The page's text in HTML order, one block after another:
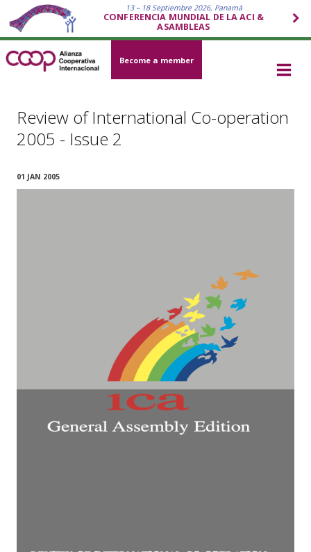
13 – 18 Septiembre 2026, Panamá
CONFERENCIA MUNDIAL DE LA ACI &
ASAMBLEAS
Become a member
Review of International Co-operation
2005 - Issue 2
01 JAN 2005